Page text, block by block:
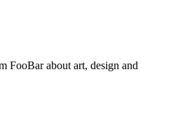
FooBar about art, design and